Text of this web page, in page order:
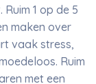
1 op de 5
maken over
vaak stress,
Ruim
met een